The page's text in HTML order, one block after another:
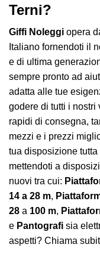
Terni?
Giffi Noleggi opera
Italiano fornendoti il
e di ultima
sempre pronto ad
adatta alle tue
godere di tutti i nostri
rapidi di consegna,
mezzi e i prezzi
tua disposizione
mettendoti a
nuovi tra cui:
14 a 28 m,
28 a 100 m,
e Pantografi sia
aspetti? Chiama